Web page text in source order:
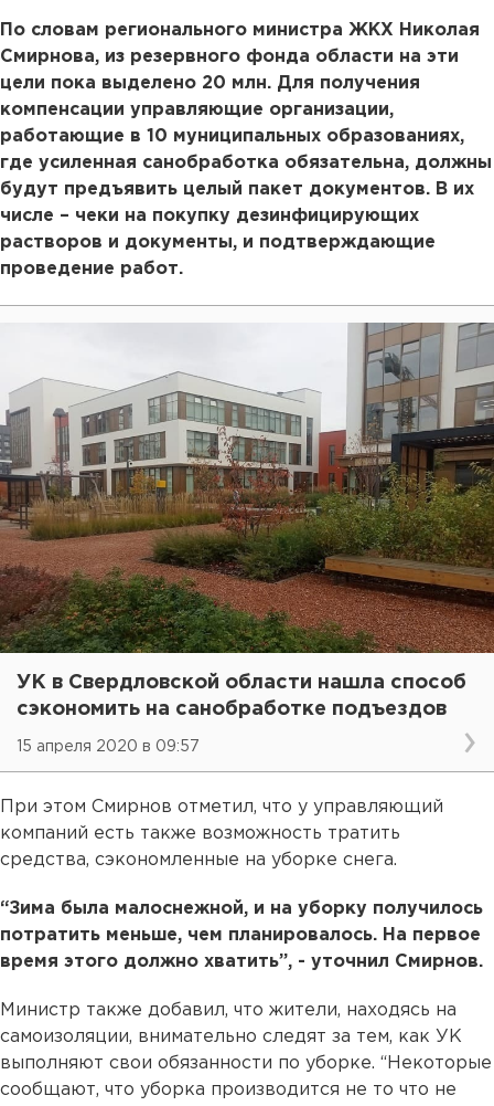
По словам регионального министра ЖКХ Николая
Смирнова, из резервного фонда области на эти
цели пока выделено 20 млн. Для получения
компенсации управляющие организации,
работающие в 10 муниципальных образованиях,
где усиленная санобработка обязательна, должны
будут предъявить целый пакет документов. В их
числе – чеки на покупку дезинфицирующих
растворов и документы, и подтверждающие
проведение работ.
УК в Свердловской области нашла способ
сэкономить на санобработке подъездов
15 апреля 2020 в 09:57
При этом Смирнов отметил, что у управляющий
компаний есть также возможность тратить
средства, сэкономленные на уборке снега.
“Зима была малоснежной, и на уборку получилось
потратить меньше, чем планировалось. На первое
время этого должно хватить”, - уточнил Смирнов.
Министр также добавил, что жители, находясь на
самоизоляции, внимательно следят за тем, как УК
выполняют свои обязанности по уборке. “Некоторые
сообщают, что уборка производится не то что не